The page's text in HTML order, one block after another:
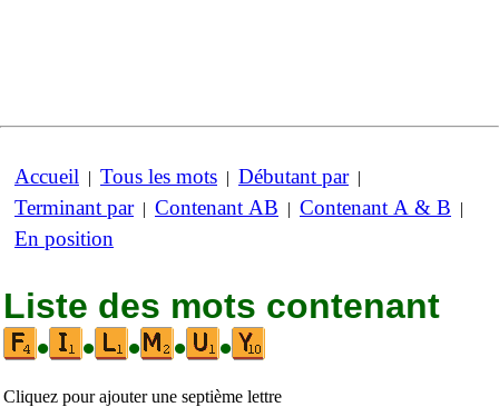
Accueil | Tous les mots | Débutant par|
Terminant par| Contenant AB | Contenant A & B |
En position
Liste des mots contenant
•
• • • •
Cliquez pour ajouter une septième lettre